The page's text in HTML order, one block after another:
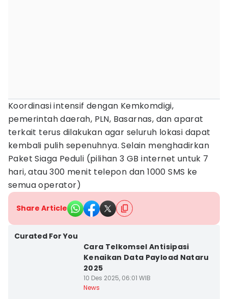
Koordinasi intensif dengan Kemkomdigi,
pemerintah daerah, PLN, Basarnas, dan aparat
terkait terus dilakukan agar seluruh lokasi dapat
kembali pulih sepenuhnya. Selain menghadirkan
Paket Siaga Peduli (pilihan 3 GB internet untuk 7
hari, atau 300 menit telepon dan 1000 SMS ke
semua operator)
Share Article
Curated For You
Cara Telkomsel Antisipasi
Kenaikan Data Payload Nataru
2025
10 Des 2025, 06:01 WIB
News